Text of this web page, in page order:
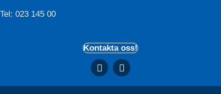
Tel: 023 145 00
Kontakta oss!